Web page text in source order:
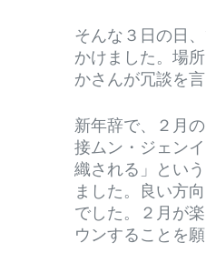
そんな３日の日
かけました。場
かさんが冗談を
新年辞で、２月
接ムン・ジェン
織される」とい
ました。良い方
でした。２月が
ウンすることを願